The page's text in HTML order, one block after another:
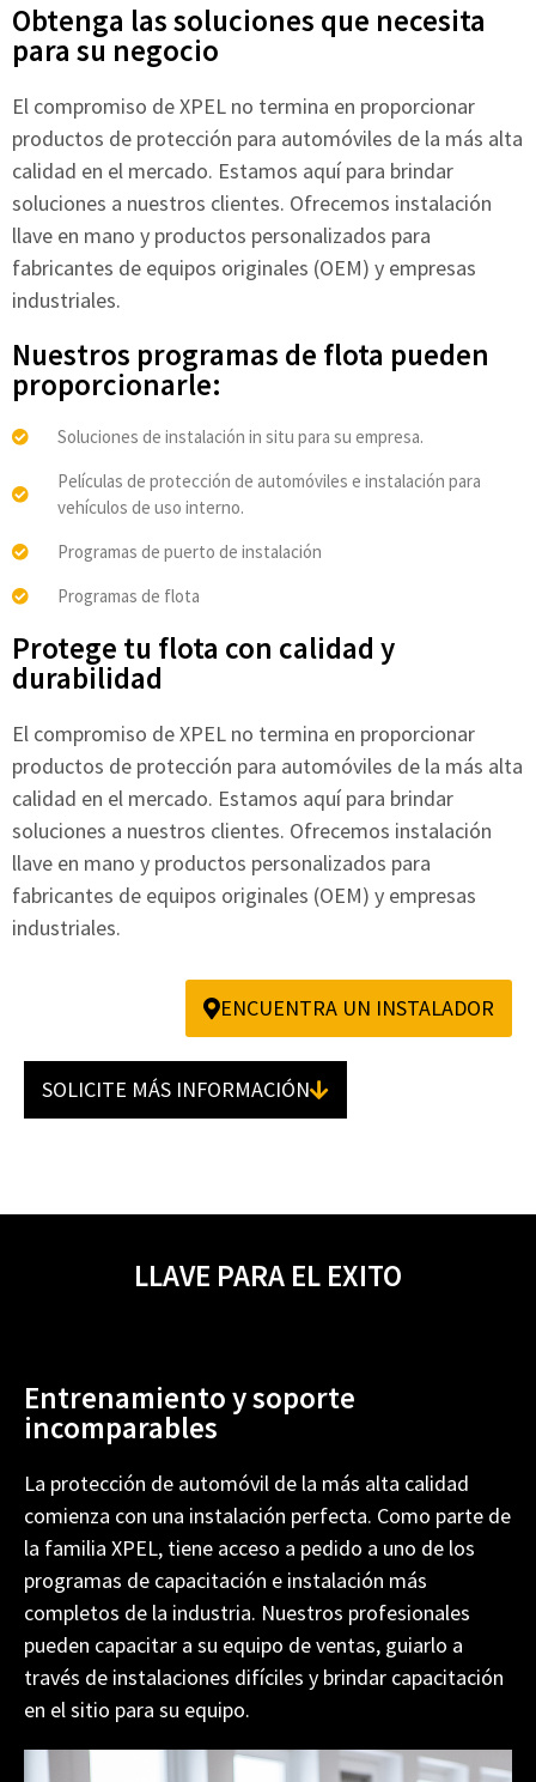
Obtenga las soluciones que necesita
para su negocio
El compromiso de XPEL no termina en proporcionar
productos de protección para automóviles de la más alta
calidad en el mercado. Estamos aquí para brindar
soluciones a nuestros clientes. Ofrecemos instalación
llave en mano y productos personalizados para
fabricantes de equipos originales (OEM) y empresas
industriales.
Nuestros programas de flota pueden
proporcionarle:
Soluciones de instalación in situ para su empresa.
Películas de protección de automóviles e instalación para
vehículos de uso interno.
Programas de puerto de instalación
Programas de flota
Protege tu flota con calidad y
durabilidad
El compromiso de XPEL no termina en proporcionar
productos de protección para automóviles de la más alta
calidad en el mercado. Estamos aquí para brindar
soluciones a nuestros clientes. Ofrecemos instalación
llave en mano y productos personalizados para
fabricantes de equipos originales (OEM) y empresas
industriales.
ENCUENTRA UN INSTALADOR
SOLICITE MÁS INFORMACIÓN
LLAVE PARA EL EXITO
Entrenamiento y soporte
incomparables
La protección de automóvil de la más alta calidad
comienza con una instalación perfecta. Como parte de
la familia XPEL, tiene acceso a pedido a uno de los
programas de capacitación e instalación más
completos de la industria. Nuestros profesionales
pueden capacitar a su equipo de ventas, guiarlo a
través de instalaciones difíciles y brindar capacitación
en el sitio para su equipo.